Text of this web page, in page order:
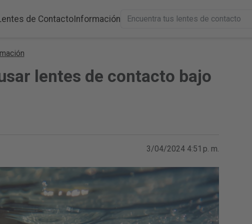
de ContactoInformación
lentes de contacto bajo
3/04/2024 4:51 p. m.